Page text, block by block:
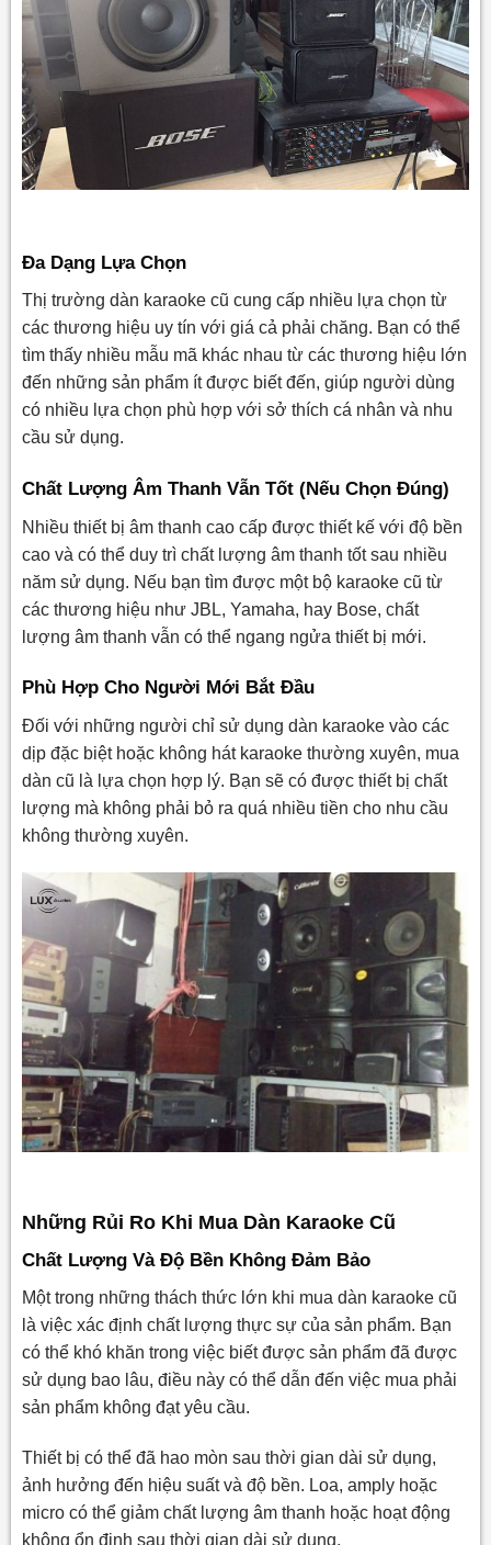
Đa Dạng Lựa Chọn
Thị trường dàn karaoke cũ cung cấp nhiều lựa chọn từ
các thương hiệu uy tín với giá cả phải chăng. Bạn có thể
tìm thấy nhiều mẫu mã khác nhau từ các thương hiệu lớn
đến những sản phẩm ít được biết đến, giúp người dùng
có nhiều lựa chọn phù hợp với sở thích cá nhân và nhu
cầu sử dụng.
Chất Lượng Âm Thanh Vẫn Tốt (Nếu Chọn Đúng)
Nhiều thiết bị âm thanh cao cấp được thiết kế với độ bền
cao và có thể duy trì chất lượng âm thanh tốt sau nhiều
năm sử dụng. Nếu bạn tìm được một bộ karaoke cũ từ
các thương hiệu như JBL, Yamaha, hay Bose, chất
lượng âm thanh vẫn có thể ngang ngửa thiết bị mới.
Phù Hợp Cho Người Mới Bắt Đầu
Đối với những người chỉ sử dụng dàn karaoke vào các
dịp đặc biệt hoặc không hát karaoke thường xuyên, mua
dàn cũ là lựa chọn hợp lý. Bạn sẽ có được thiết bị chất
lượng mà không phải bỏ ra quá nhiều tiền cho nhu cầu
không thường xuyên.
Những Rủi Ro Khi Mua Dàn Karaoke Cũ
Chất Lượng Và Độ Bền Không Đảm Bảo
Một trong những thách thức lớn khi mua dàn karaoke cũ
là việc xác định chất lượng thực sự của sản phẩm. Bạn
có thể khó khăn trong việc biết được sản phẩm đã được
sử dụng bao lâu, điều này có thể dẫn đến việc mua phải
sản phẩm không đạt yêu cầu.
Thiết bị có thể đã hao mòn sau thời gian dài sử dụng,
ảnh hưởng đến hiệu suất và độ bền. Loa, amply hoặc
micro có thể giảm chất lượng âm thanh hoặc hoạt động
không ổn định sau thời gian dài sử dụng.